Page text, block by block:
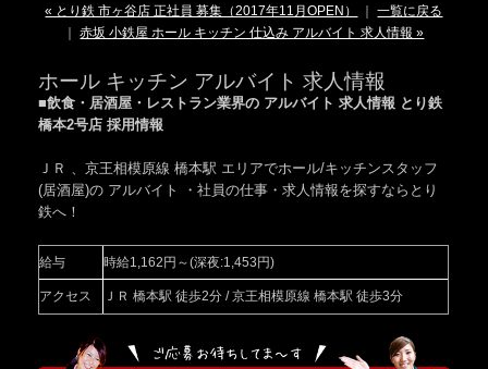
« とり鉄 市ヶ谷店 正社員 募集（2017年11月OPEN） ｜一覧に戻る
｜赤坂 小鉄屋 ホール キッチン 仕込み アルバイト 求人情報 »
ホール キッチン アルバイト 求人情報
■飲食・居酒屋・レストラン業界の アルバイト 求人情報 とり鉄
橋本2号店 採用情報
ＪＲ 、京王相模原線 橋本駅 エリアでホール/キッチンスタッフ
(居酒屋)の アルバイト ・社員の仕事・求人情報を探すならとり
鉄へ！
給与 時給1,162円～(深夜:1,453円)
アクセス ＪＲ 橋本駅 徒歩2分 / 京王相模原線 橋本駅 徒歩3分